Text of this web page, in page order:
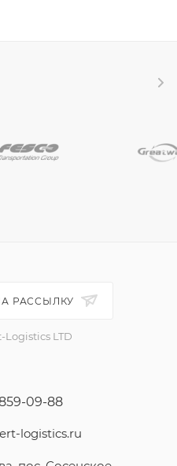
РАССЫЛКУ
Logistics LTD
09-88
logistics.ru